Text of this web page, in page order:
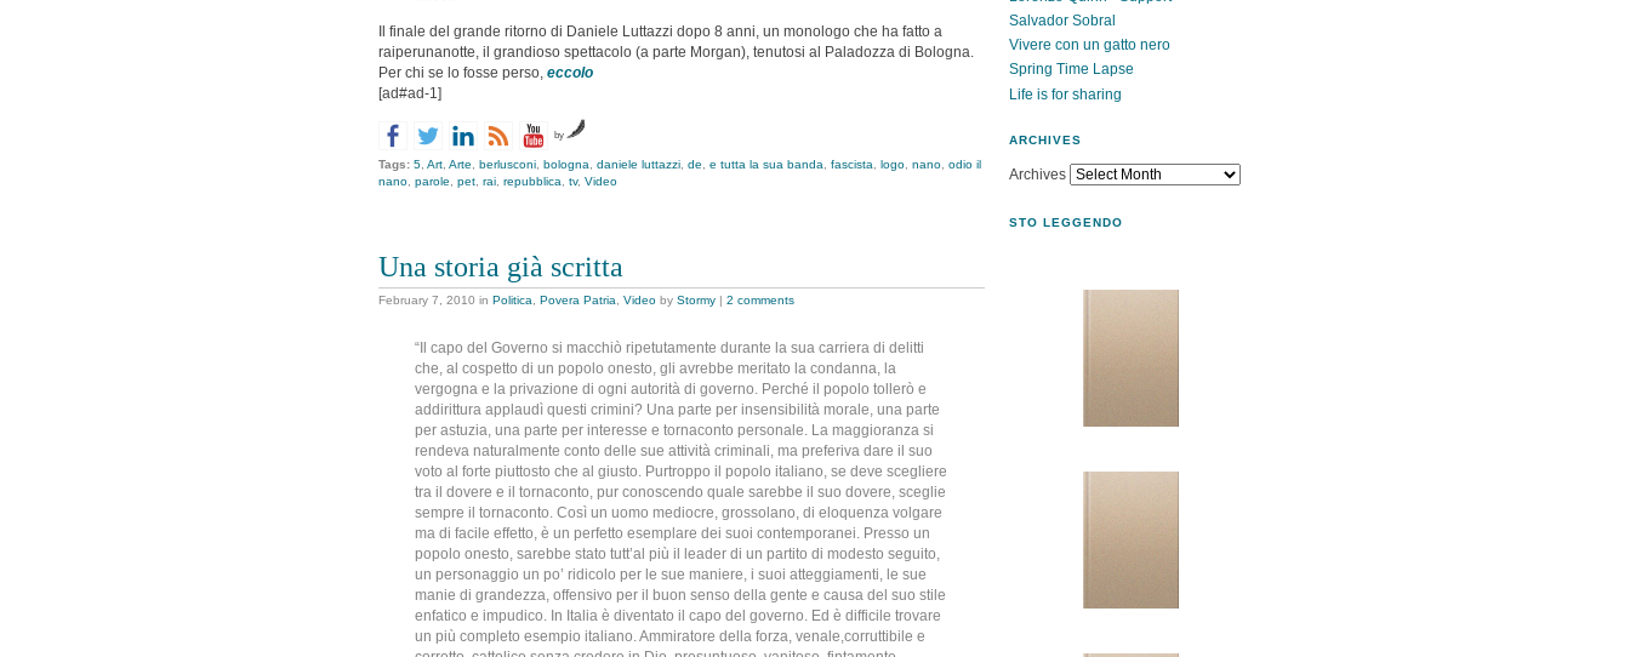
Il finale del grande ritorno di Daniele Luttazzi dopo 8 anni, un monologo che ha fatto a
raiperunanotte, il grandioso spettacolo (a parte Morgan), tenutosi al Paladozza di Bologna.
Per chi se lo fosse perso, eccolo
[ad#ad-1]
by
Tags: 5 Art Arte berlusconi bologna daniele luttazzi de e tutta la sua banda fascista logo nano odio il
nano parole pet rai repubblica tv, Video
Una storia già scritta
February 7, 2010 in Politica Povera Patria Video by Stormy | 2 comments
“Il capo del Governo si macchiò ripetutamente durante la sua carriera di delitti
che, al cospetto di un popolo onesto, gli avrebbe meritato la condanna, la
vergogna e la privazione di ogni autorità di governo. Perché il popolo tollerò e
addirittura applaudì questi crimini? Una parte per insensibilità morale, una parte
per astuzia, una parte per interesse e tornaconto personale. La maggioranza si
rendeva naturalmente conto delle sue attività criminali, ma preferiva dare il suo
voto al forte piuttosto che al giusto. Purtroppo il popolo italiano, se deve scegliere
tra il dovere e il tornaconto, pur conoscendo quale sarebbe il suo dovere, sceglie
sempre il tornaconto. Così un uomo mediocre, grossolano, di eloquenza volgare
ma di facile effetto, è un perfetto esemplare dei suoi contemporanei. Presso un
popolo onesto, sarebbe stato tutt’al più il leader di un partito di modesto seguito,
un personaggio un po’ ridicolo per le sue maniere, i suoi atteggiamenti, le sue
manie di grandezza, offensivo per il buon senso della gente e causa del suo stile
enfatico e impudico. In Italia è diventato il capo del governo. Ed è difficile trovare
un più completo esempio italiano. Ammiratore della forza, venale,corruttibile e
Salvador Sobral
Vivere con un gatto nero
Spring Time Lapse
Life is for sharing
ARCHIVES
Archives
STO LEGGENDO